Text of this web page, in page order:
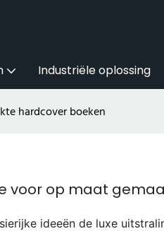
Industriële oplossing
hardcover boeken
voor op maat
ideeën de luxe